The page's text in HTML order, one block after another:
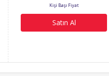
Kişi Başı Fiyat
Satın Al